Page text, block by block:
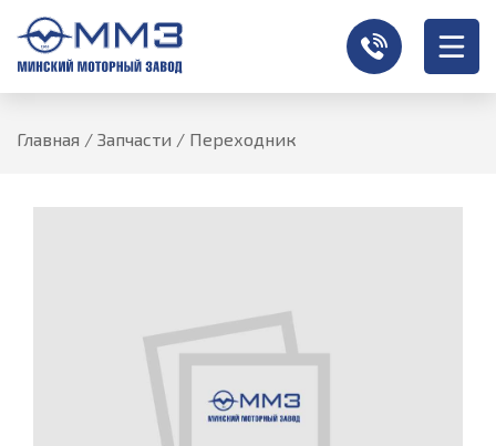
Главная / Запчасти / Переходник